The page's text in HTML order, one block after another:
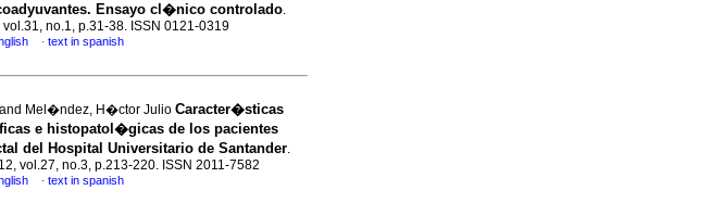
Ensayo cl�nico controlado.
vol.31, no.1, p.31-38. ISSN 0121-0319
· text in spanish
Mel�ndez, H�ctor Julio Caracter�sticas
e histopatol�gicas de los pacientes
del Hospital Universitario de Santander.
vol.27, no.3, p.213-220. ISSN 2011-7582
· text in spanish